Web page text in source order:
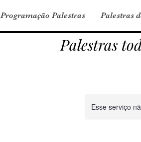
Programação Palestras Palestras
Palestras
Esse serviço